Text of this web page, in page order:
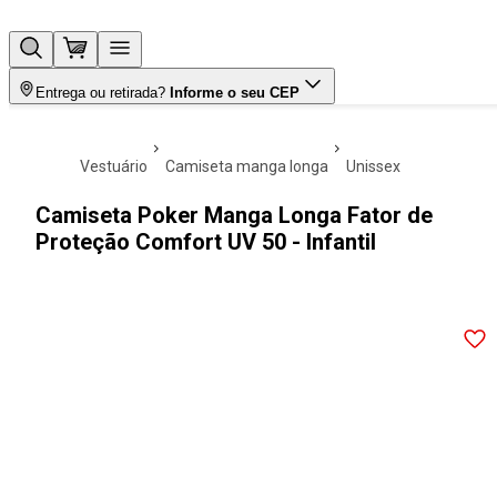
Entrega ou retirada? Informe o seu CEP
vestuário camiseta manga longa unissex
Camiseta Poker Manga Longa Fator de
Proteção Comfort UV 50 - Infantil